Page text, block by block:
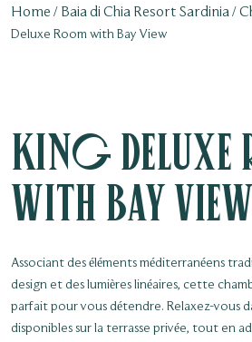
Home Baia di Chia Resort Sardinia
Deluxe Room with Bay View
King
with Bay View
Associant des éléments méditerranéens
design et des lumières linéaires, cette
parfait pour vous détendre. Relaxez-vous
disponibles sur la terrasse privée, tout en